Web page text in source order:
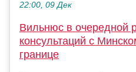
22:00, 09 Дек
Вильнюс в очередной
консультаций с
границе